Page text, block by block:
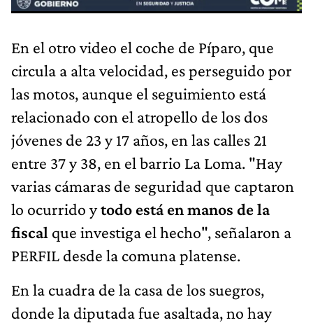
En el otro video el coche de Píparo, que
circula a alta velocidad, es perseguido por
las motos, aunque el seguimiento está
relacionado con el atropello de los dos
jóvenes de 23 y 17 años, en las calles 21
entre 37 y 38, en el barrio La Loma. "Hay
varias cámaras de seguridad que captaron
lo ocurrido ytodo está en manos de la
fiscal que investiga el hecho", señalaron a
PERFIL desde la comuna platense.
En la cuadra de la casa de los suegros,
donde la diputada fue asaltada, no hay